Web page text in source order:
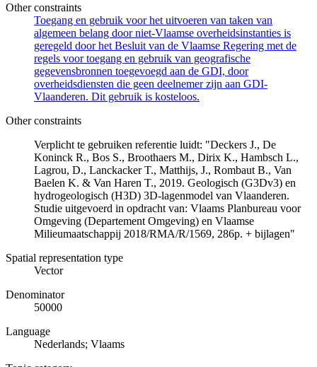
Other constraints
Toegang en gebruik voor het uitvoeren van taken van
algemeen belang door niet-Vlaamse overheidsinstanties is
geregeld door het Besluit van de Vlaamse Regering met de
regels voor toegang en gebruik van geografische
gegevensbronnen toegevoegd aan de GDI, door
overheidsdiensten die geen deelnemer zijn aan GDI-
Vlaanderen. Dit gebruik is kosteloos.
Other constraints
Verplicht te gebruiken referentie luidt: "Deckers J., De
Koninck R., Bos S., Broothaers M., Dirix K., Hambsch L.,
Lagrou, D., Lanckacker T., Matthijs, J., Rombaut B., Van
Baelen K. & Van Haren T., 2019. Geologisch (G3Dv3) en
hydrogeologisch (H3D) 3D-lagenmodel van Vlaanderen.
Studie uitgevoerd in opdracht van: Vlaams Planbureau voor
Omgeving (Departement Omgeving) en Vlaamse
Milieumaatschappij 2018/RMA/R/1569, 286p. + bijlagen"
Spatial representation type
Vector
Denominator
50000
Language
Nederlands; Vlaams